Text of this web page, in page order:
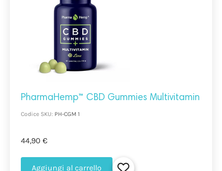
PharmaHemp™ CBD Gummies Multivitamin
Codice SKU: PH-CGM 1
44,90 €
Aggiungi al carrello